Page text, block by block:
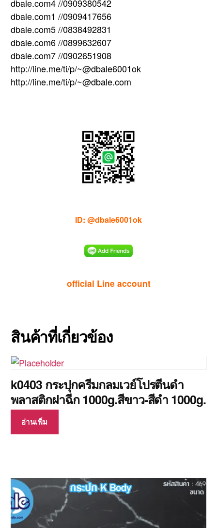
dbale.com4 //0909380542
dbale.com1 //0909417656
dbale.com5 //0838492831
dbale.com6 //0899632607
dbale.com7 //0902651908
http://line.me/ti/p/~@dbale6001ok
http://line.me/ti/p/~@dbale.com
ID: @dbale6001ok
official Line account
สินค้าที่เกี่ยวข้อง
k0403 กระปุกครีมกลมเวย์โปรตีนดำ
พลาสติกฝาฉีก 1000g.สีขาว-สีดำ 1000g.
อ่านเพิ่ม